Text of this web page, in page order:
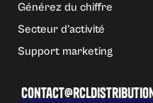
Générez du chiffre
Secteur d'activité
Support marketing